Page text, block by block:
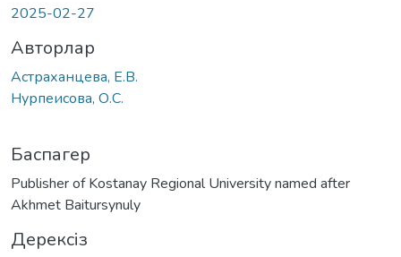
2025-02-27
Авторлар
Астраханцева, Е.В.
Нурпеисова, О.С.
Баспагер
Publisher of Kostanay Regional University named after
Akhmet Baitursynuly
Дерексіз